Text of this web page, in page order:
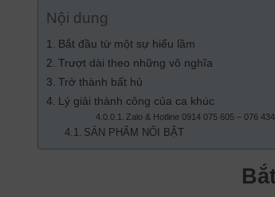
Nội dung
Bắt đầu từ một sự hiểu lầm
Trượt dài theo những vô nghĩa
Trở thành bất hủ
Lý giải thành công của ca khúc
Zalo & Hotline 0914 075 605 – 076
SẢN PHẨM NỔI BẬT